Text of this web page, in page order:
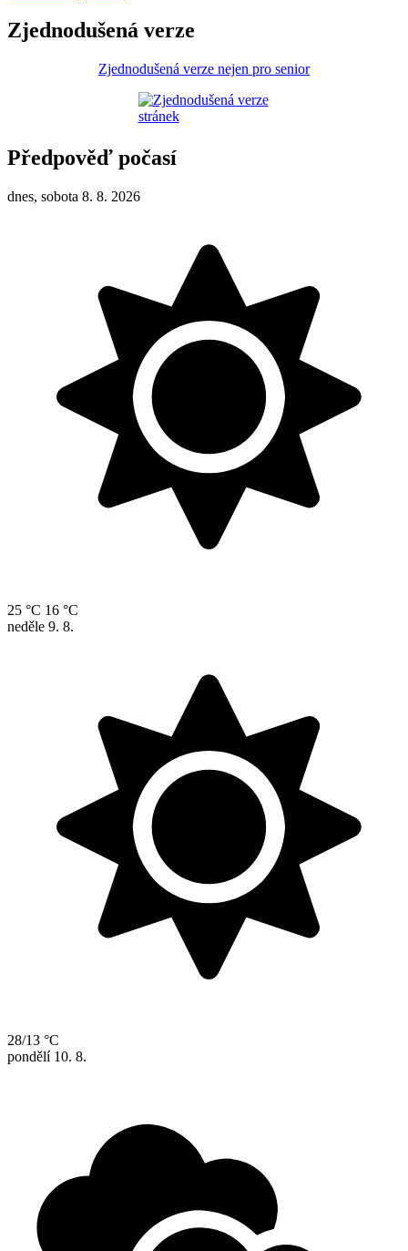
Zjednodušená verze
Zjednodušená verze nejen pro senior
Předpověď počasí
dnes, sobota 8. 8. 2026
25 °C 16 °C
neděle 9. 8.
28/13 °C
pondělí 10. 8.